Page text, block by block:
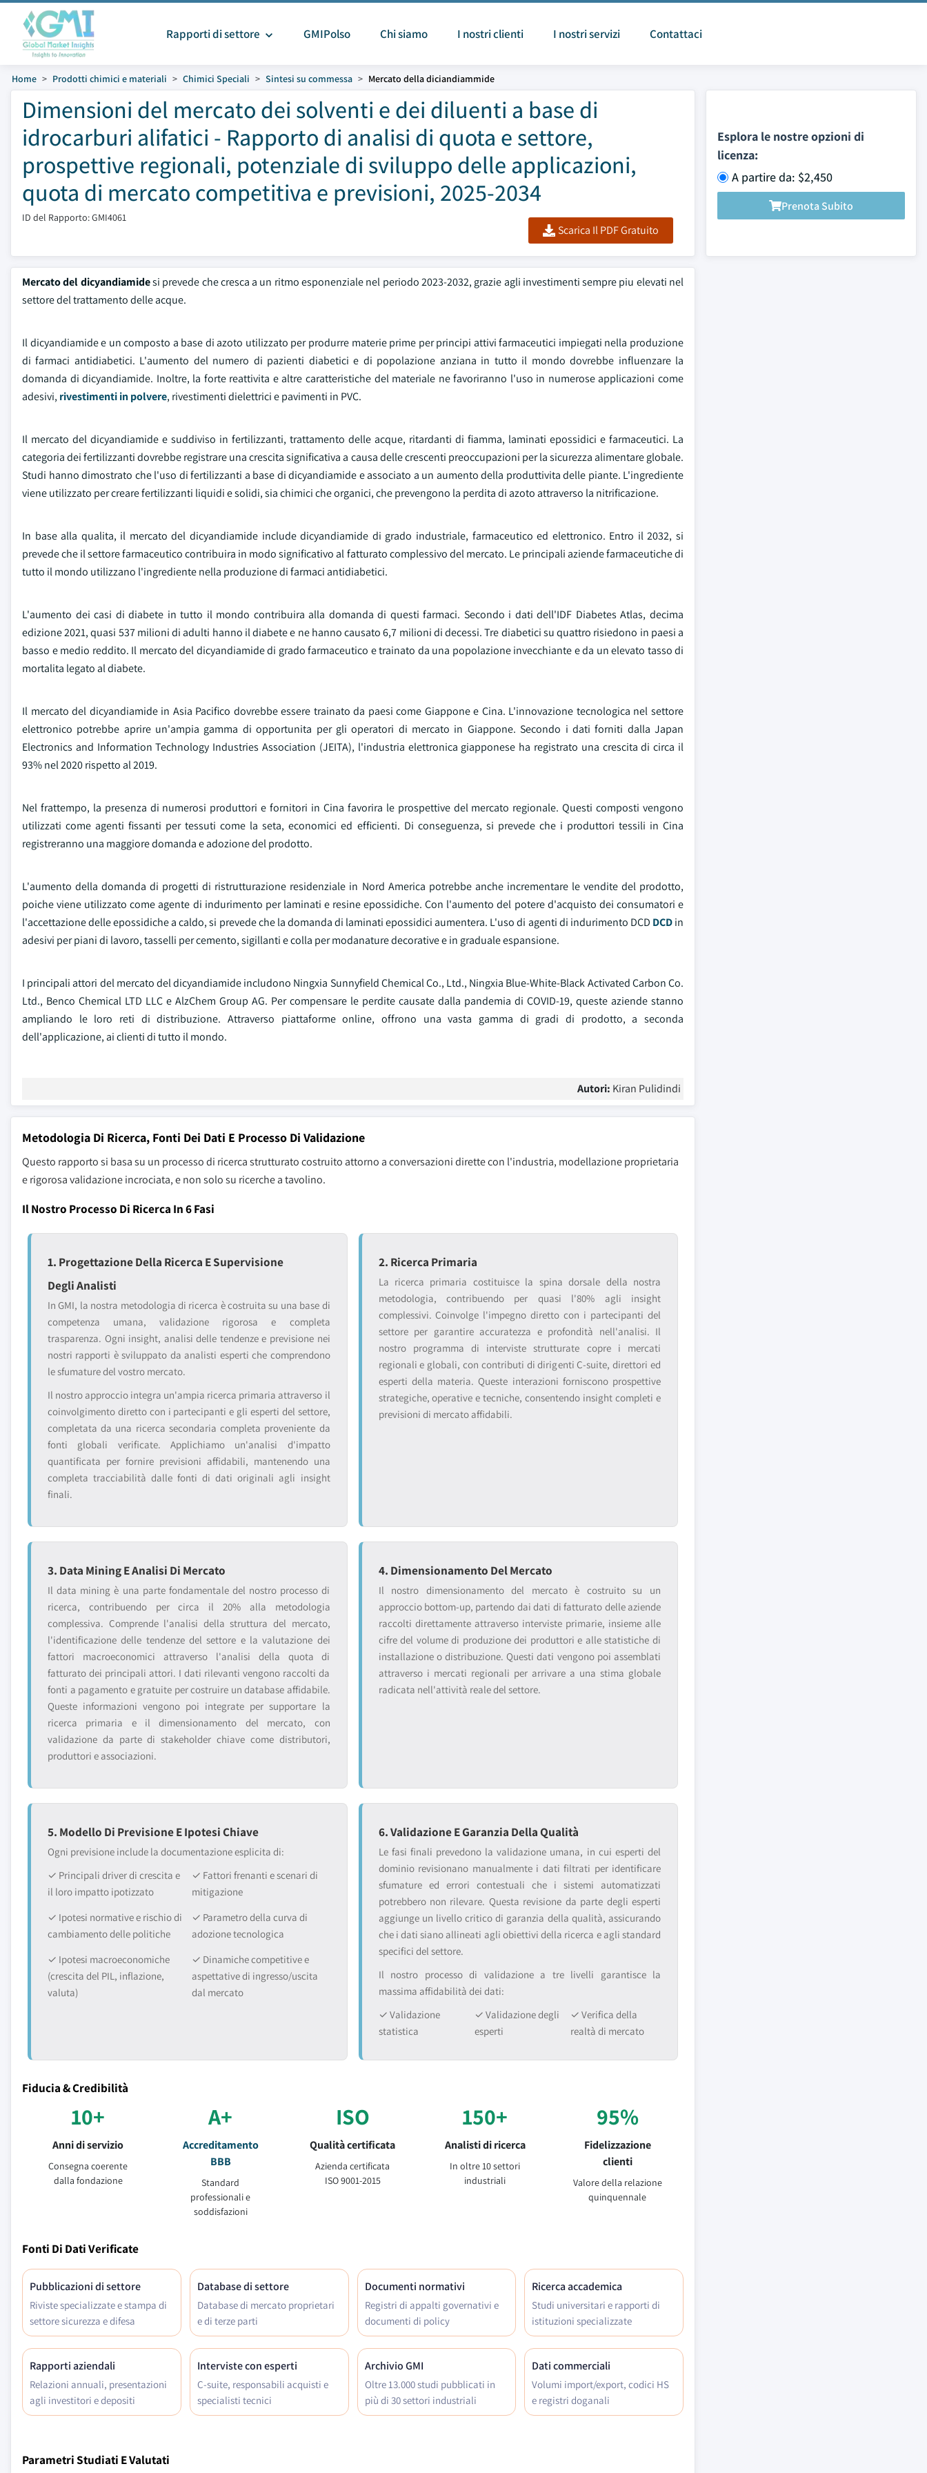
Rapporti di settore GMIPolso Chi siamo I nostri clienti I nostri servizi Contattaci
Home Prodotti chimici e materiali Chimici Speciali Sintesi su commessa Mercato della diciandiammide
Dimensioni del mercato dei solventi e dei diluenti a base di
idrocarburi alifatici - Rapporto di analisi di quota e settore,
prospettive regionali, potenziale di sviluppo delle applicazioni,
quota di mercato competitiva e previsioni, 2025-2034
ID del Rapporto: GMI4061
Scarica Il PDF Gratuito
Esplora le nostre opzioni di
licenza:
A partire da: $2,450
Prenota Subito
Mercato del dicyandiamidesi prevede che cresca a un ritmo esponenziale nel periodo 2023-2032, grazie agli investimenti sempre piu elevati nel
settore del trattamento delle acque.
Il dicyandiamide e un composto a base di azoto utilizzato per produrre materie prime per principi attivi farmaceutici impiegati nella produzione
di farmaci antidiabetici. L'aumento del numero di pazienti diabetici e di popolazione anziana in tutto il mondo dovrebbe influenzare la
domanda di dicyandiamide. Inoltre, la forte reattivita e altre caratteristiche del materiale ne favoriranno l'uso in numerose applicazioni come
adesivi, rivestimenti in polvere, rivestimenti dielettrici e pavimenti in PVC.
Il mercato del dicyandiamide e suddiviso in fertilizzanti, trattamento delle acque, ritardanti di fiamma, laminati epossidici e farmaceutici. La
categoria dei fertilizzanti dovrebbe registrare una crescita significativa a causa delle crescenti preoccupazioni per la sicurezza alimentare globale.
Studi hanno dimostrato che l'uso di fertilizzanti a base di dicyandiamide e associato a un aumento della produttivita delle piante. L'ingrediente
viene utilizzato per creare fertilizzanti liquidi e solidi, sia chimici che organici, che prevengono la perdita di azoto attraverso la nitrificazione.
In base alla qualita, il mercato del dicyandiamide include dicyandiamide di grado industriale, farmaceutico ed elettronico. Entro il 2032, si
prevede che il settore farmaceutico contribuira in modo significativo al fatturato complessivo del mercato. Le principali aziende farmaceutiche di
tutto il mondo utilizzano l'ingrediente nella produzione di farmaci antidiabetici.
L'aumento dei casi di diabete in tutto il mondo contribuira alla domanda di questi farmaci. Secondo i dati dell'IDF Diabetes Atlas, decima
edizione 2021, quasi 537 milioni di adulti hanno il diabete e ne hanno causato 6,7 milioni di decessi. Tre diabetici su quattro risiedono in paesi a
basso e medio reddito. Il mercato del dicyandiamide di grado farmaceutico e trainato da una popolazione invecchiante e da un elevato tasso di
mortalita legato al diabete.
Il mercato del dicyandiamide in Asia Pacifico dovrebbe essere trainato da paesi come Giappone e Cina. L'innovazione tecnologica nel settore
elettronico potrebbe aprire un'ampia gamma di opportunita per gli operatori di mercato in Giappone. Secondo i dati forniti dalla Japan
Electronics and Information Technology Industries Association (JEITA), l'industria elettronica giapponese ha registrato una crescita di circa il
93% nel 2020 rispetto al 2019.
Nel frattempo, la presenza di numerosi produttori e fornitori in Cina favorira le prospettive del mercato regionale. Questi composti vengono
utilizzati come agenti fissanti per tessuti come la seta, economici ed efficienti. Di conseguenza, si prevede che i produttori tessili in Cina
registreranno una maggiore domanda e adozione del prodotto.
L'aumento della domanda di progetti di ristrutturazione residenziale in Nord America potrebbe anche incrementare le vendite del prodotto,
poiche viene utilizzato come agente di indurimento per laminati e resine epossidiche. Con l'aumento del potere d'acquisto dei consumatori e
l'accettazione delle epossidiche a caldo, si prevede che la domanda di laminati epossidici aumentera. L'uso di agenti di indurimento DCD DCDin
adesivi per piani di lavoro, tasselli per cemento, sigillanti e colla per modanature decorative e in graduale espansione.
I principali attori del mercato del dicyandiamide includono Ningxia Sunnyfield Chemical Co., Ltd., Ningxia Blue-White-Black Activated Carbon Co.
Ltd., Benco Chemical LTD LLC e AlzChem Group AG. Per compensare le perdite causate dalla pandemia di COVID-19, queste aziende stanno
ampliando le loro reti di distribuzione. Attraverso piattaforme online, offrono una vasta gamma di gradi di prodotto, a seconda
dell'applicazione, ai clienti di tutto il mondo.
Autori: Kiran Pulidindi
Metodologia Di Ricerca, Fonti Dei Dati E Processo Di Validazione
Questo rapporto si basa su un processo di ricerca strutturato costruito attorno a conversazioni dirette con l'industria, modellazione proprietaria
e rigorosa validazione incrociata, e non solo su ricerche a tavolino.
Il Nostro Processo Di Ricerca In 6 Fasi
1. Progettazione Della Ricerca E Supervisione
Degli Analisti
In GMI, la nostra metodologia di ricerca è costruita su una base di
competenza umana, validazione rigorosa e completa
trasparenza. Ogni insight, analisi delle tendenze e previsione nei
nostri rapporti è sviluppato da analisti esperti che comprendono
le sfumature del vostro mercato.
Il nostro approccio integra un'ampia ricerca primaria attraverso il
coinvolgimento diretto con i partecipanti e gli esperti del settore,
completata da una ricerca secondaria completa proveniente da
fonti globali verificate. Applichiamo un'analisi d'impatto
quantificata per fornire previsioni affidabili, mantenendo una
completa tracciabilità dalle fonti di dati originali agli insight
finali.
2. Ricerca Primaria
La ricerca primaria costituisce la spina dorsale della nostra
metodologia, contribuendo per quasi l'80% agli insight
complessivi. Coinvolge l'impegno diretto con i partecipanti del
settore per garantire accuratezza e profondità nell'analisi. Il
nostro programma di interviste strutturate copre i mercati
regionali e globali, con contributi di dirigenti C-suite, direttori ed
esperti della materia. Queste interazioni forniscono prospettive
strategiche, operative e tecniche, consentendo insight completi e
previsioni di mercato affidabili.
3. Data Mining E Analisi Di Mercato
Il data mining è una parte fondamentale del nostro processo di
ricerca, contribuendo per circa il 20% alla metodologia
complessiva. Comprende l'analisi della struttura del mercato,
l'identificazione delle tendenze del settore e la valutazione dei
fattori macroeconomici attraverso l'analisi della quota di
fatturato dei principali attori. I dati rilevanti vengono raccolti da
fonti a pagamento e gratuite per costruire un database affidabile.
Queste informazioni vengono poi integrate per supportare la
ricerca primaria e il dimensionamento del mercato, con
validazione da parte di stakeholder chiave come distributori,
produttori e associazioni.
4. Dimensionamento Del Mercato
Il nostro dimensionamento del mercato è costruito su un
approccio bottom-up, partendo dai dati di fatturato delle aziende
raccolti direttamente attraverso interviste primarie, insieme alle
cifre del volume di produzione dei produttori e alle statistiche di
installazione o distribuzione. Questi dati vengono poi assemblati
attraverso i mercati regionali per arrivare a una stima globale
radicata nell'attività reale del settore.
5. Modello Di Previsione E Ipotesi Chiave
Ogni previsione include la documentazione esplicita di:
✓ Principali driver di crescita e
il loro impatto ipotizzato
✓ Fattori frenanti e scenari di
mitigazione
✓ Ipotesi normative e rischio di
cambiamento delle politiche
✓ Parametro della curva di
adozione tecnologica
✓ Ipotesi macroeconomiche
(crescita del PIL, inflazione,
valuta)
✓ Dinamiche competitive e
aspettative di ingresso/uscita
dal mercato
6. Validazione E Garanzia Della Qualità
Le fasi finali prevedono la validazione umana, in cui esperti del
dominio revisionano manualmente i dati filtrati per identificare
sfumature ed errori contestuali che i sistemi automatizzati
potrebbero non rilevare. Questa revisione da parte degli esperti
aggiunge un livello critico di garanzia della qualità, assicurando
che i dati siano allineati agli obiettivi della ricerca e agli standard
specifici del settore.
Il nostro processo di validazione a tre livelli garantisce la
massima affidabilità dei dati:
✓ Validazione
statistica
✓ Validazione degli
esperti
✓ Verifica della
realtà di mercato
Fiducia & Credibilità
10+
Anni di servizio
Consegna coerente
dalla fondazione
A+
Accreditamento
BBB
Standard
professionali e
soddisfazioni
ISO
Qualità certificata
Azienda certificata
ISO 9001-2015
150+
Analisti di ricerca
In oltre 10 settori
industriali
95%
Fidelizzazione
clienti
Valore della relazione
quinquennale
Fonti Di Dati Verificate
Pubblicazioni di settore
Riviste specializzate e stampa di
settore sicurezza e difesa
Database di settore
Database di mercato proprietari
e di terze parti
Documenti normativi
Registri di appalti governativi e
documenti di policy
Ricerca accademica
Studi universitari e rapporti di
istituzioni specializzate
Rapporti aziendali
Relazioni annuali, presentazioni
agli investitori e depositi
Interviste con esperti
C-suite, responsabili acquisti e
specialisti tecnici
Archivio GMI
Oltre 13.000 studi pubblicati in
più di 30 settori industriali
Dati commerciali
Volumi import/export, codici HS
e registri doganali
Parametri Studiati E Valutati